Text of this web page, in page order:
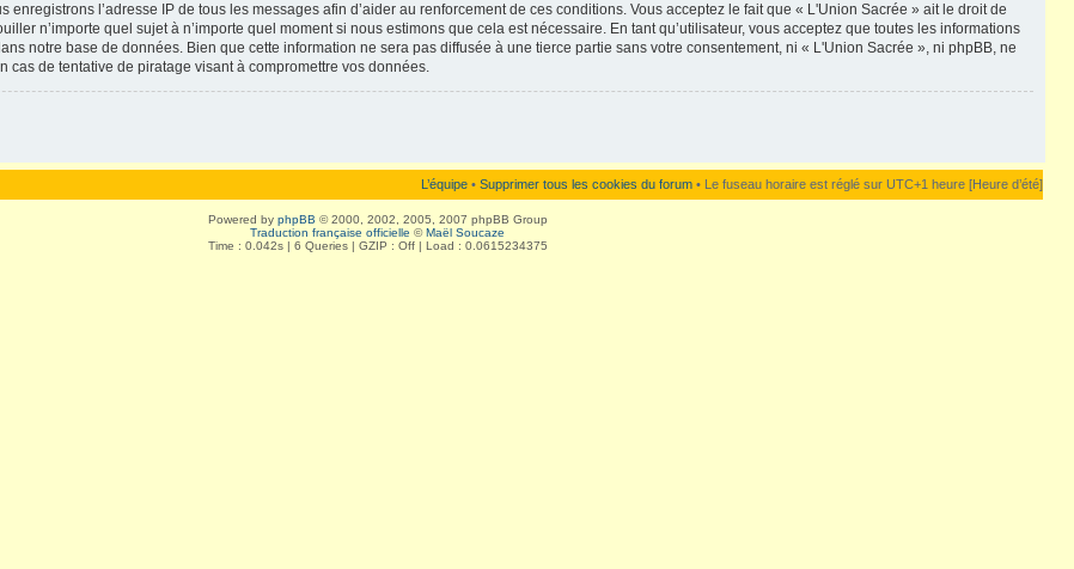
enregistrons l’adresse IP de tous les messages afin d’aider au renforcement de ces conditions. Vous acceptez le fait que « L'Union Sacrée » ait le droit de
n’importe quel sujet à n’importe quel moment si nous estimons que cela est nécessaire. En tant qu’utilisateur, vous acceptez que toutes les informations
notre base de données. Bien que cette information ne sera pas diffusée à une tierce partie sans votre consentement, ni « L'Union Sacrée », ni phpBB, ne
cas de tentative de piratage visant à compromettre vos données.
L’équipe • Supprimer tous les cookies du forum • Le fuseau horaire est réglé sur UTC+1 heure [Heure d’été]
Powered by phpBB © 2000, 2002, 2005, 2007 phpBB Group
Traduction française officielle ©Maël Soucaze
Time : 0.042s | 6 Queries | GZIP : Off | Load : 0.0615234375